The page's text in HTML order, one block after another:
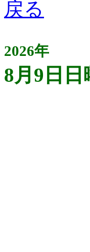
2026年
8月9日日